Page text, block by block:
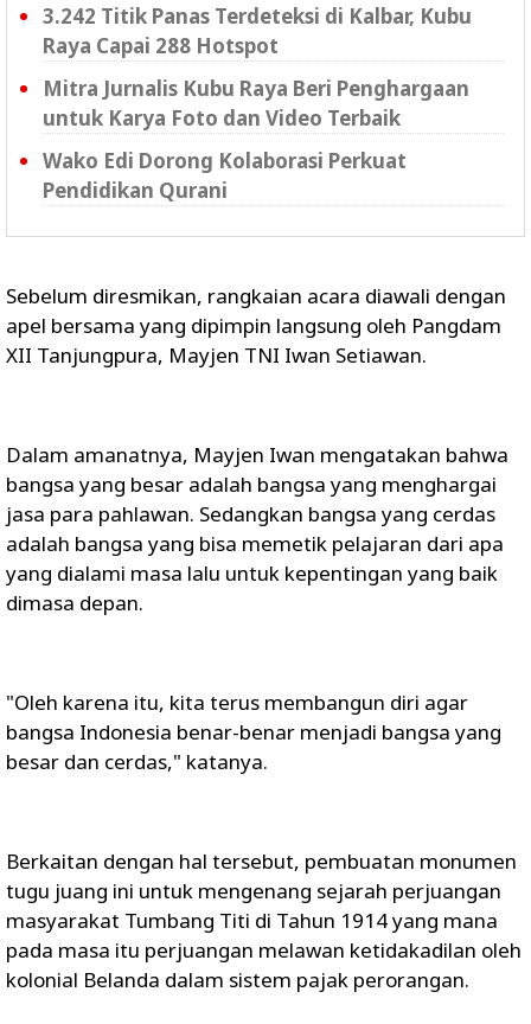
3.242 Titik Panas Terdeteksi di Kalbar, Kubu
Raya Capai 288 Hotspot
Mitra Jurnalis Kubu Raya Beri Penghargaan
untuk Karya Foto dan Video Terbaik
Wako Edi Dorong Kolaborasi Perkuat
Pendidikan Qurani
Sebelum diresmikan, rangkaian acara diawali dengan
apel bersama yang dipimpin langsung oleh Pangdam
XII Tanjungpura, Mayjen TNI Iwan Setiawan.
Dalam amanatnya, Mayjen Iwan mengatakan bahwa
bangsa yang besar adalah bangsa yang menghargai
jasa para pahlawan. Sedangkan bangsa yang cerdas
adalah bangsa yang bisa memetik pelajaran dari apa
yang dialami masa lalu untuk kepentingan yang baik
dimasa depan.
"Oleh karena itu, kita terus membangun diri agar
bangsa Indonesia benar-benar menjadi bangsa yang
besar dan cerdas," katanya.
Berkaitan dengan hal tersebut, pembuatan monumen
tugu juang ini untuk mengenang sejarah perjuangan
masyarakat Tumbang Titi di Tahun 1914 yang mana
pada masa itu perjuangan melawan ketidakadilan oleh
kolonial Belanda dalam sistem pajak perorangan.